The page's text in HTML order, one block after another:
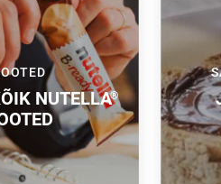
NUTELLA®